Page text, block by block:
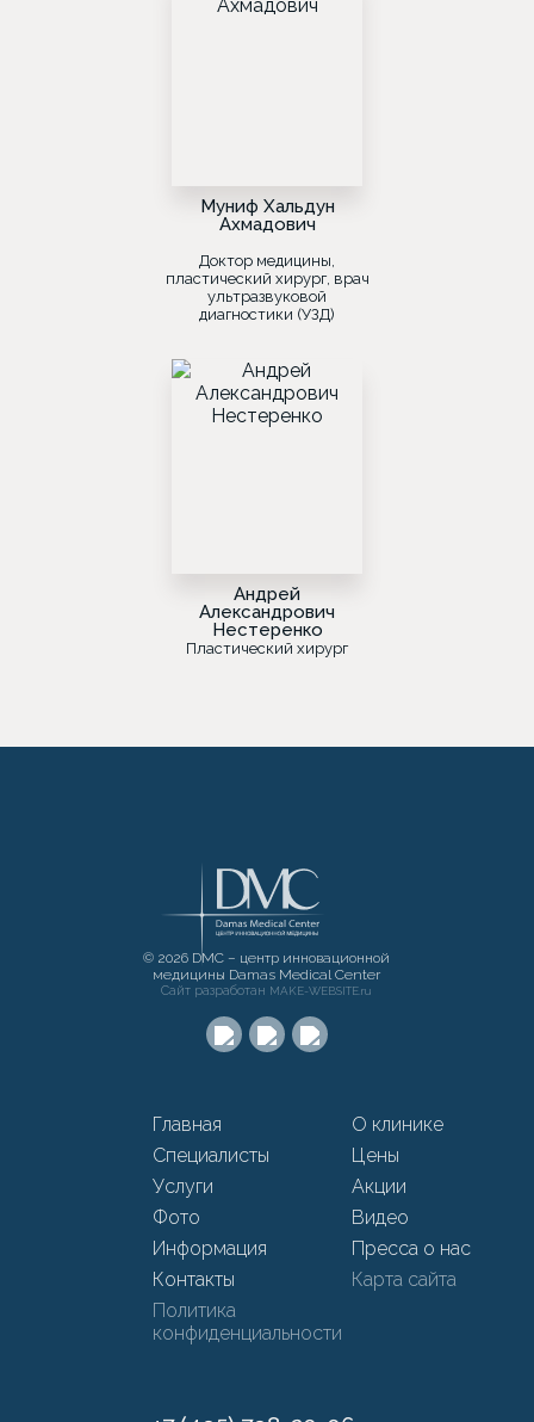
Муниф Хальдун
Ахмадович
Доктор медицины,
пластический хирург, врач
ультразвуковой
диагностики (УЗД)
Андрей
Александрович
Нестеренко
Пластический хирург
© 2026 DMC – центр инновационной
медицины Damas Medical Center
Сайт разработан MAKE-WEBSITE.ru
Главная
О клинике
Специалисты
Цены
Услуги
Акции
Фото
Видео
Информация
Пресса о нас
Контакты
Карта сайта
Политика
конфиденциальности